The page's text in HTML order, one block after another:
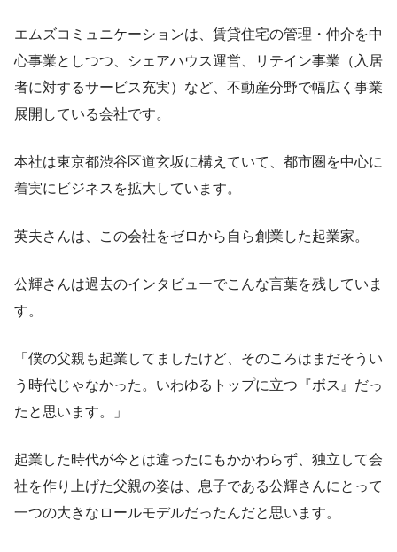
エムズコミュニケーションは、賃貸住宅の管理・仲介を中
心事業としつつ、シェアハウス運営、リテイン事業（入居
者に対するサービス充実）など、不動産分野で幅広く事業
展開している会社です。
本社は東京都渋谷区道玄坂に構えていて、都市圏を中心に
着実にビジネスを拡大しています。
英夫さんは、この会社をゼロから自ら創業した起業家。
公輝さんは過去のインタビューでこんな言葉を残していま
す。
「僕の父親も起業してましたけど、そのころはまだそうい
う時代じゃなかった。いわゆるトップに立つ『ボス』だっ
たと思います。」
起業した時代が今とは違ったにもかかわらず、独立して会
社を作り上げた父親の姿は、息子である公輝さんにとって
一つの大きなロールモデルだったんだと思います。